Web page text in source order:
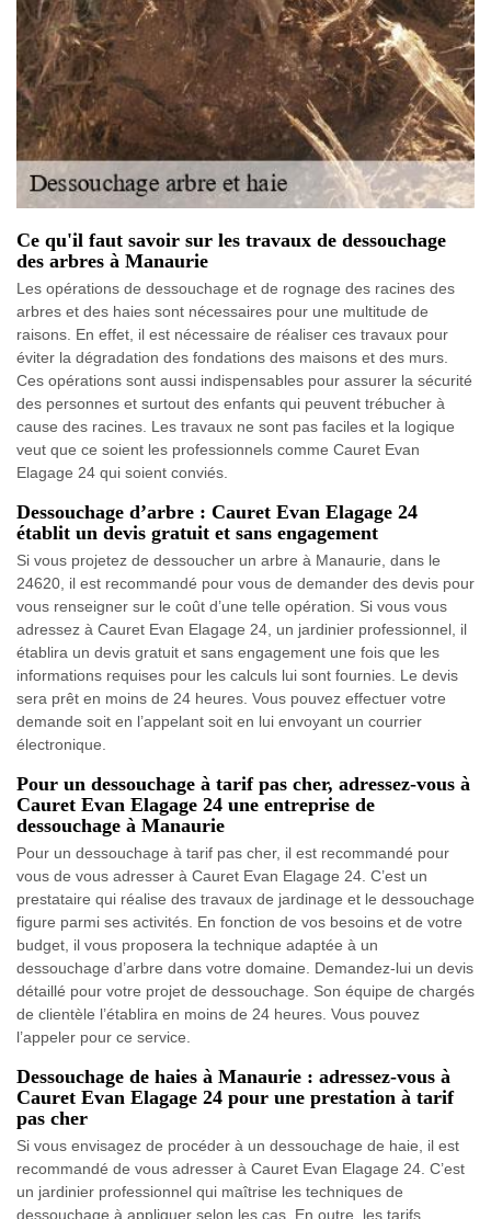
Ce qu'il faut savoir sur les travaux de dessouchage
des arbres à Manaurie
Les opérations de dessouchage et de rognage des racines des
arbres et des haies sont nécessaires pour une multitude de
raisons. En effet, il est nécessaire de réaliser ces travaux pour
éviter la dégradation des fondations des maisons et des murs.
Ces opérations sont aussi indispensables pour assurer la sécurité
des personnes et surtout des enfants qui peuvent trébucher à
cause des racines. Les travaux ne sont pas faciles et la logique
veut que ce soient les professionnels comme Cauret Evan
Elagage 24 qui soient conviés.
Dessouchage d’arbre : Cauret Evan Elagage 24
établit un devis gratuit et sans engagement
Si vous projetez de dessoucher un arbre à Manaurie, dans le
24620, il est recommandé pour vous de demander des devis pour
vous renseigner sur le coût d’une telle opération. Si vous vous
adressez à Cauret Evan Elagage 24, un jardinier professionnel, il
établira un devis gratuit et sans engagement une fois que les
informations requises pour les calculs lui sont fournies. Le devis
sera prêt en moins de 24 heures. Vous pouvez effectuer votre
demande soit en l’appelant soit en lui envoyant un courrier
électronique.
Pour un dessouchage à tarif pas cher, adressez-vous à
Cauret Evan Elagage 24 une entreprise de
dessouchage à Manaurie
Pour un dessouchage à tarif pas cher, il est recommandé pour
vous de vous adresser à Cauret Evan Elagage 24. C’est un
prestataire qui réalise des travaux de jardinage et le dessouchage
figure parmi ses activités. En fonction de vos besoins et de votre
budget, il vous proposera la technique adaptée à un
dessouchage d’arbre dans votre domaine. Demandez-lui un devis
détaillé pour votre projet de dessouchage. Son équipe de chargés
de clientèle l’établira en moins de 24 heures. Vous pouvez
l’appeler pour ce service.
Dessouchage de haies à Manaurie : adressez-vous à
Cauret Evan Elagage 24 pour une prestation à tarif
pas cher
Si vous envisagez de procéder à un dessouchage de haie, il est
recommandé de vous adresser à Cauret Evan Elagage 24. C’est
un jardinier professionnel qui maîtrise les techniques de
dessouchage à appliquer selon les cas. En outre, les tarifs